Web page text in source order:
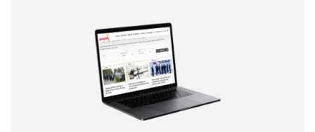
Correo electrónico
Tipo de comentario